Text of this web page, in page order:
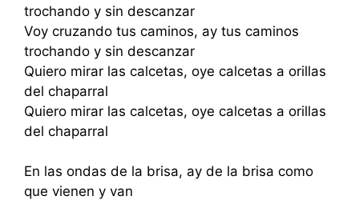
trochando y sin descanzar
Voy cruzando tus caminos, ay tus caminos
trochando y sin descanzar
Quiero mirar las calcetas, oye calcetas a orillas
del chaparral
Quiero mirar las calcetas, oye calcetas a orillas
del chaparral
En las ondas de la brisa, ay de la brisa como
que vienen y van